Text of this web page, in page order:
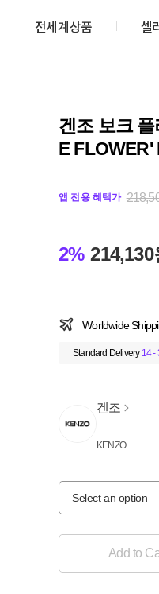
전세계상품 셀
겐조 보크
E FLOWER'
앱 전용 혜택가
2% 214,130
Worldwide
Standard Delivery 14 -
겐조
KENZO
Select an option
Add to